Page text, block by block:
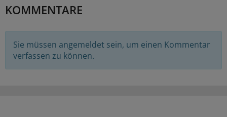
KOMMENTARE
Sie müssen angemeldet sein, um einen Kommentar
verfassen zu können.